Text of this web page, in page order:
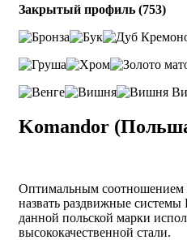
Закрытый профиль (753)
Komandor
Оптимальным соотношением
назвать раздвижные системы
данной польской марки
высококачественной стали.